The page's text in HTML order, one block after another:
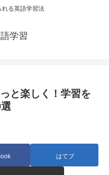
れる英語学習法
学習
と楽しく！学習を
はてブ